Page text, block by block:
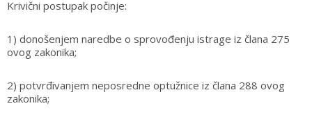
Krivični postupak počinje:
1) donošenjem naredbe o sprovođenju istrage iz člana 275
ovog zakonika;
2) potvrđivanjem neposredne optužnice iz člana 288 ovog
zakonika;